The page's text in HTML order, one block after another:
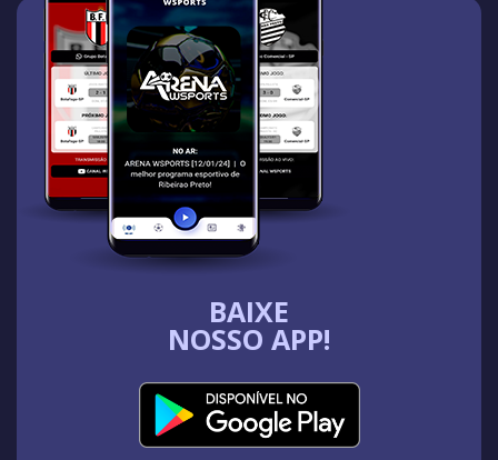
BAIXE
NOSSO APP!